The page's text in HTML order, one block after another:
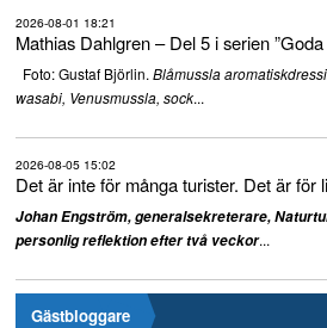
2026-08-01 18:21
Mathias Dahlgren – Del 5 i serien
Foto: Gustaf Björlin. Blåmussla
wasabi, Venusmussla, sock...
2026-08-05 15:02
Det är inte för många turister. Det är för
Johan Engström, generalsekreterare,
personlig reflektion efter två veckor...
Gästbloggare